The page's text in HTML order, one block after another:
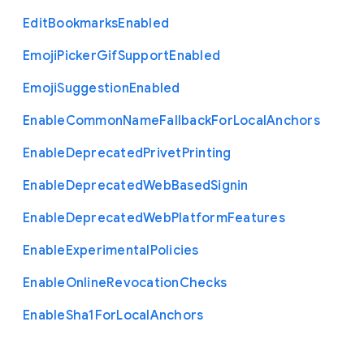
EditBookmarksEnabled
EmojiPickerGifSupportEnabled
EmojiSuggestionEnabled
EnableCommonNameFallbackForLocalAnchors
EnableDeprecatedPrivetPrinting
EnableDeprecatedWebBasedSignin
EnableDeprecatedWebPlatformFeatures
EnableExperimentalPolicies
EnableOnlineRevocationChecks
EnableSha1 ForLocalAnchors